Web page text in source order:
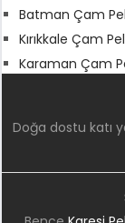
Batman Çam
Kırıkkale Çam
Karaman Çam
Doğa dostu katı